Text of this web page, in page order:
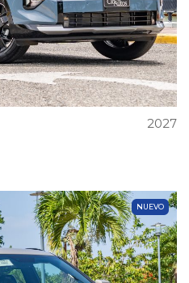
2027
NUEVO